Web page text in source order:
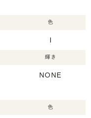
色
I
輝き
NONE
色